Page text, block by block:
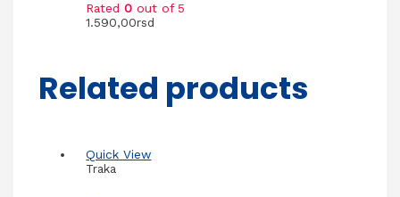
Rated0 out of 5
1.590,00rsd
Related products
Quick View
Traka